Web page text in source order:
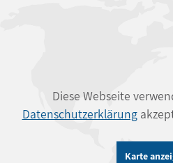
Diese Webseite
Datenschutzerklärung
Karte